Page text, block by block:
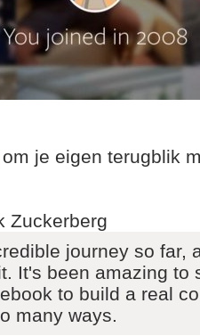
om je eigen terugblik
Zuckerberg
journey so far,
It's been amazing to
to build a real
many ways.